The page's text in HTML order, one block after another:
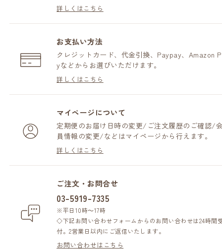
詳しくはこちら
お支払い方法
クレジットカード、代金引換、Paypay、Amazon
yなどからお選びいただけます。
詳しくはこちら
マイページについて
定期便のお届け日時の変更/ご注文履歴のご確認/
員情報の変更/などはマイページから行えます。
詳しくはこちら
ご注文・お問合せ
03-5919-7335
※平日10時～17時
◇下記お問い合わせフォームからのお問い合わせは24時間
付。2営業日以内にご返信いたします。
お問い合わせはこちら